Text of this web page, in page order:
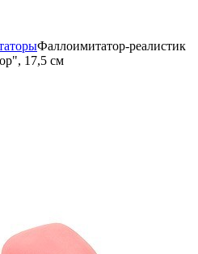
Фаллоимитатор-реалистик
17,5 см